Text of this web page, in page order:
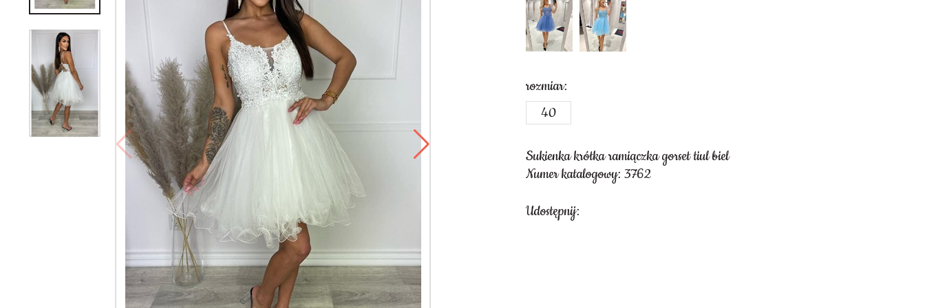
rozmiar:
40
Sukienka krótka ramiączka gorset tiul biel
Numer katalogowy: 3762
Udostępnij: